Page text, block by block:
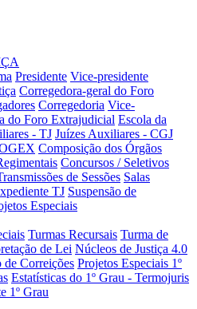
Presidente Vice-presidente
Corregedora-geral do Foro
Corregedoria Vice-
do Foro Extrajudicial Escola da
- TJ Juízes Auxiliares - CGJ
Composição dos Órgãos
Concursos / Seletivos
de Sessões Salas
TJ Suspensão de
Especiais
Turmas Recursais Turma de
de Lei Núcleos de Justiça 4.0
de Correições Projetos Especiais 1º
Estatísticas do 1º Grau - Termojuris
1º Grau